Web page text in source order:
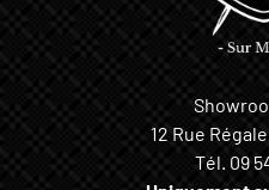
12 Rue
Tél. 09